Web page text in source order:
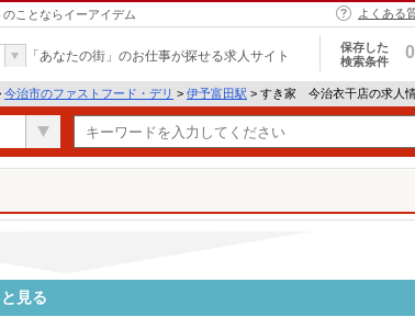
ことならイーアイデム よくある
「あなたの街」のお仕事が探せる求人サイト
保存した
検索条件
0
今治市のファストフード・デリ > 伊予富田駅 > すき家 今治衣干店の求人
見る